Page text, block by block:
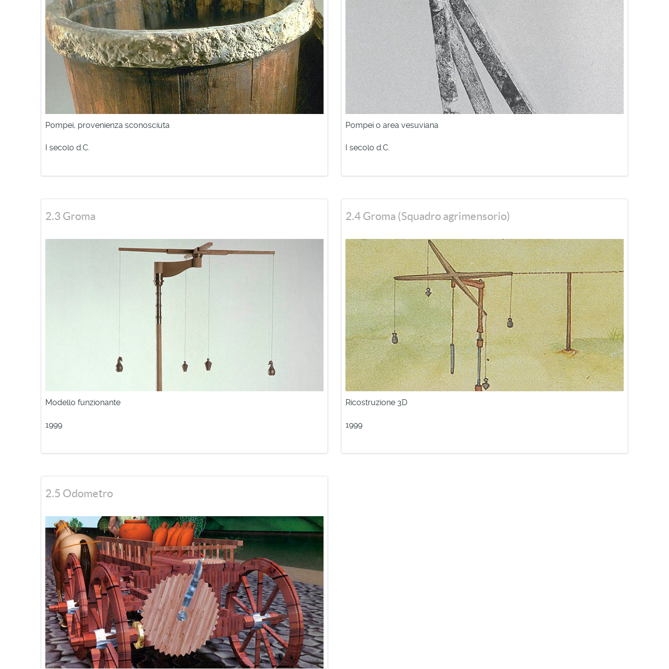
mentre il modio, unità di misura di semi e granaglie, corrispondeva alla terza parte dell'anfora.
Nelle tecniche agrimensorie, cioè nella misura e divisione dei terreni secondo figure geometriche regolari, i Romani raggiunsero livelli di eccellenza. Le misure
venivano effettuate con la groma, uno strumento noto attraverso fonti testuali e iconografiche. L'unico esemplare integro è stato rinvenuto a Pompei.
Per misurare le miglia percorse si utilizzava un complesso dispositivo meccanico, l’odometro, noto solo attraverso fonti letterarie.
Pompei, provenienza sconosciuta
I secolo d.C.
Pompei o area vesuviana
I secolo d.C.
2.3 Groma
Modello funzionante
1999
2.4 Groma (Squadro agrimensorio)
Ricostruzione 3D
1999
2.5 Odometro